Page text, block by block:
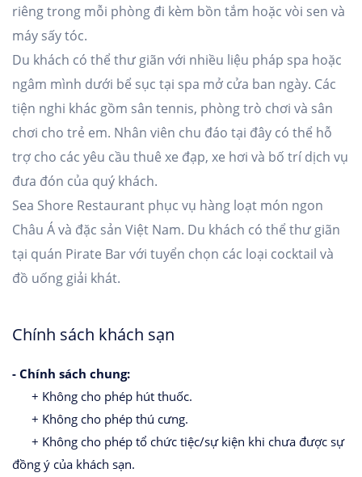
riêng trong mỗi phòng đi kèm bồn tắm hoặc vòi sen và
máy sấy tóc.
Du khách có thể thư giãn với nhiều liệu pháp spa hoặc
ngâm mình dưới bể sục tại spa mở cửa ban ngày. Các
tiện nghi khác gồm sân tennis, phòng trò chơi và sân
chơi cho trẻ em. Nhân viên chu đáo tại đây có thể hỗ
trợ cho các yêu cầu thuê xe đạp, xe hơi và bố trí dịch vụ
đưa đón của quý khách.
Sea Shore Restaurant phục vụ hàng loạt món ngon
Châu Á và đặc sản Việt Nam. Du khách có thể thư giãn
tại quán Pirate Bar với tuyển chọn các loại cocktail và
đồ uống giải khát.
Chính sách khách sạn
- Chính sách chung:
+ Không cho phép hút thuốc.
+ Không cho phép thú cưng.
+ Không cho phép tổ chức tiệc/sự kiện khi chưa được sự
đồng ý của khách sạn.